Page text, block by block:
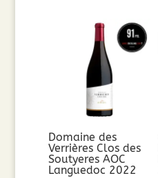
Domaine des
Verrières Clos des
Soutyeres AOC
Languedoc 2022